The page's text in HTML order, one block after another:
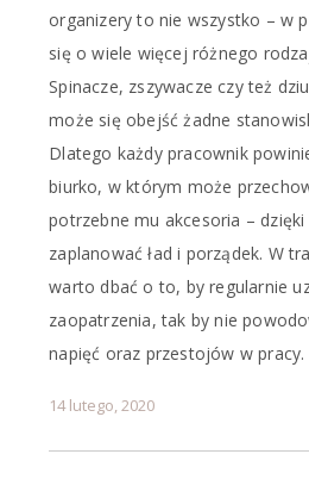
organizery to nie wszystko – w
się o wiele więcej różnego
Spinacze, zszywacze czy też
może się obejść żadne
Dlatego każdy pracownik
biurko, w którym może
potrzebne mu akcesoria –
zaplanować ład i porządek. W
warto dbać o to, by regularnie
zaopatrzenia, tak by nie
napięć oraz przestojów w pracy.
14 lutego, 2020